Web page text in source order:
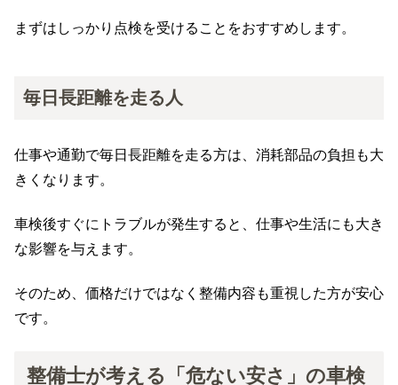
まずはしっかり点検を受けることをおすすめします。
毎日長距離を走る人
仕事や通勤で毎日長距離を走る方は、消耗部品の負担も大
きくなります。
車検後すぐにトラブルが発生すると、仕事や生活にも大き
な影響を与えます。
そのため、価格だけではなく整備内容も重視した方が安心
です。
整備士が考える「危ない安さ」の車検